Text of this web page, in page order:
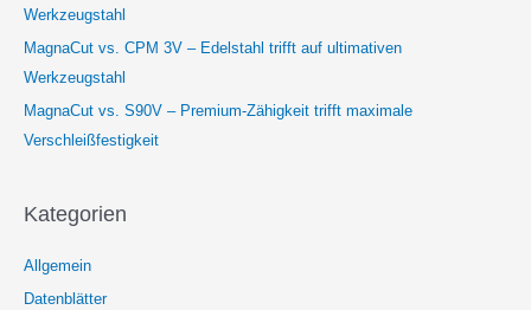
Werkzeugstahl
MagnaCut vs. CPM 3V – Edelstahl trifft auf ultimativen
Werkzeugstahl
MagnaCut vs. S90V – Premium-Zähigkeit trifft maximale
Verschleißfestigkeit
Kategorien
Allgemein
Datenblätter